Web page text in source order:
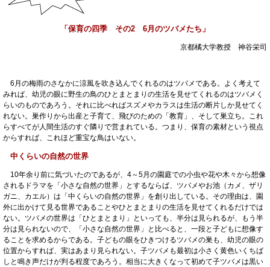
「保育の四季 その2 6月のツバメたち」
京都橘大学教授 神谷栄司
6月の梅雨のさなかに涼風を吹き込んでくれるのはツバメである。よく考えて
みれば、幼児の眼に野生の鳥のひとまとまりの生活を見せてくれるのはツバメく
らいのものであろう。それに比べればスズメやカラスは生活の断片しか見せてく
れない。巣作りから出産と子育て、飛びのための「教育」、そして巣立ち。これ
らすべてが人間生活のすぐ隣りで営まれている。つまり、保育の素材という視点
からすれば、これほど重宝な鳥はいない。
中くらいの自然の世界
10年余り前に気づいたのであるが、4～5月の園庭での小虫や花や木々から想像
されるドラマを「小さな自然の世界」とするならば、ツバメやお池（カメ、ザリ
ガニ、カエル）は「中くらいの自然の世界」を創り出している。その理由は、園
外に出かけて見る世界であることやひとまとまりの生活を見せてくれるだけでは
ない。ツバメの世界は「ひとまとまり」といっても、半分は見られるが、もう半
分は見られないので、「小さな自然の世界」と比べると、一段と子どもに想像す
ることを求めるからである。子どもの眼をひきつけるツバメの巣も、幼児の眼の
位置からすれば、実はあまり見られない。子ツバメも最初は小さく黄色いくちば
しと鳴き声だけが判る程度であろう。相当に大きくなって初めて子ツバメは黒い